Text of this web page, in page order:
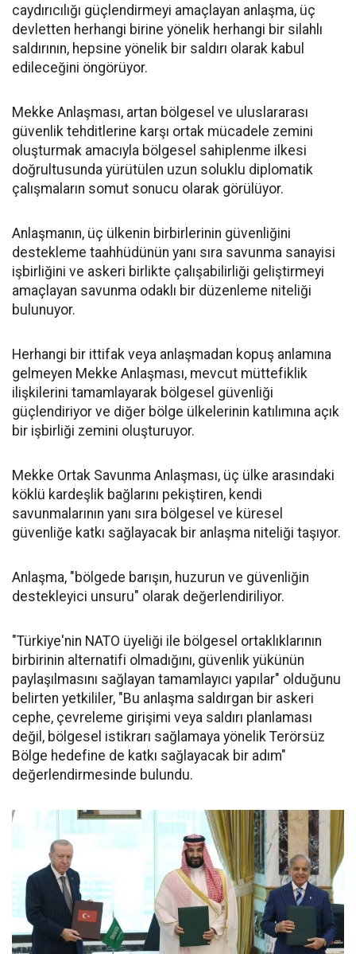
caydırıcılığı güçlendirmeyi amaçlayan anlaşma, üç
devletten herhangi birine yönelik herhangi bir silahlı
saldırının, hepsine yönelik bir saldırı olarak kabul
edileceğini öngörüyor.
Mekke Anlaşması, artan bölgesel ve uluslararası
güvenlik tehditlerine karşı ortak mücadele zemini
oluşturmak amacıyla bölgesel sahiplenme ilkesi
doğrultusunda yürütülen uzun soluklu diplomatik
çalışmaların somut sonucu olarak görülüyor.
Anlaşmanın, üç ülkenin birbirlerinin güvenliğini
destekleme taahhüdünün yanı sıra savunma sanayisi
işbirliğini ve askeri birlikte çalışabilirliği geliştirmeyi
amaçlayan savunma odaklı bir düzenleme niteliği
bulunuyor.
Herhangi bir ittifak veya anlaşmadan kopuş anlamına
gelmeyen Mekke Anlaşması, mevcut müttefiklik
ilişkilerini tamamlayarak bölgesel güvenliği
güçlendiriyor ve diğer bölge ülkelerinin katılımına açık
bir işbirliği zemini oluşturuyor.
Mekke Ortak Savunma Anlaşması, üç ülke arasındaki
köklü kardeşlik bağlarını pekiştiren, kendi
savunmalarının yanı sıra bölgesel ve küresel
güvenliğe katkı sağlayacak bir anlaşma niteliği taşıyor.
Anlaşma, "bölgede barışın, huzurun ve güvenliğin
destekleyici unsuru" olarak değerlendiriliyor.
"Türkiye'nin NATO üyeliği ile bölgesel ortaklıklarının
birbirinin alternatifi olmadığını, güvenlik yükünün
paylaşılmasını sağlayan tamamlayıcı yapılar" olduğunu
belirten yetkililer, "Bu anlaşma saldırgan bir askeri
cephe, çevreleme girişimi veya saldırı planlaması
değil, bölgesel istikrarı sağlamaya yönelik Terörsüz
Bölge hedefine de katkı sağlayacak bir adım"
değerlendirmesinde bulundu.